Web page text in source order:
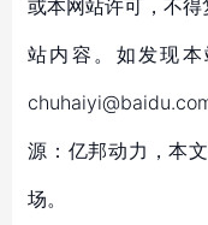
或本网站许可，不
站内容。如发现
源：亿邦动力，本
场。